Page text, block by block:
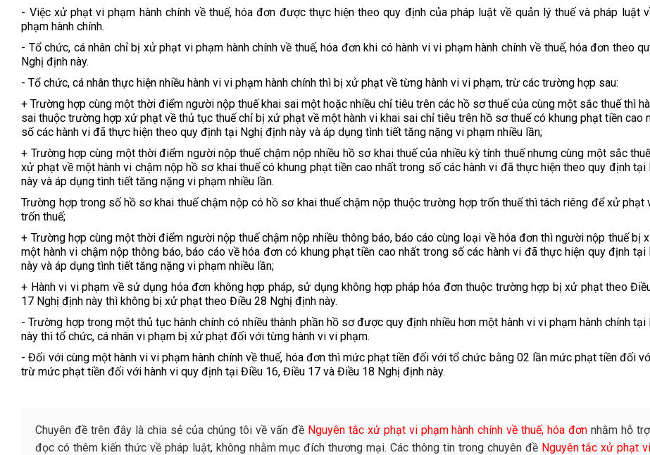
- Việc xử phạt vi phạm hành chính về thuế, hóa đơn được thực hiện theo quy định của pháp luật về quản lý thuế và pháp luật
phạm hành chính.
- Tổ chức, cá nhân chỉ bị xử phạt vi phạm hành chính về thuế, hóa đơn khi có hành vi vi phạm hành chính về thuế, hóa đơn theo
Nghị định này.
- Tổ chức, cá nhân thực hiện nhiều hành vi vi phạm hành chính thì bị xử phạt về từng hành vi vi phạm, trừ các trường hợp sau:
+ Trường hợp cùng một thời điểm người nộp thuế khai sai một hoặc nhiều chỉ tiêu trên các hồ sơ thuế của cùng một sắc thuế thì
sai thuộc trường hợp xử phạt về thủ tục thuế chỉ bị xử phạt về một hành vi khai sai chỉ tiêu trên hồ sơ thuế có khung phạt tiền cao
số các hành vi đã thực hiện theo quy định tại Nghị định này và áp dụng tình tiết tăng nặng vi phạm nhiều lần;
+ Trường hợp cùng một thời điểm người nộp thuế chậm nộp nhiều hồ sơ khai thuế của nhiều kỳ tính thuế nhưng cùng một sắc
xử phạt về một hành vi chậm nộp hồ sơ khai thuế có khung phạt tiền cao nhất trong số các hành vi đã thực hiện theo quy định tại
này và áp dụng tình tiết tăng nặng vi phạm nhiều lần.
Trường hợp trong số hồ sơ khai thuế chậm nộp có hồ sơ khai thuế chậm nộp thuộc trường hợp trốn thuế thì tách riêng để xử phạt
trốn thuế;
+ Trường hợp cùng một thời điểm người nộp thuế chậm nộp nhiều thông báo, báo cáo cùng loại về hóa đơn thì người nộp thuế bị
một hành vi chậm nộp thông báo, báo cáo về hóa đơn có khung phạt tiền cao nhất trong số các hành vi đã thực hiện quy định tại
này và áp dụng tình tiết tăng nặng vi phạm nhiều lần;
+ Hành vi vi phạm về sử dụng hóa đơn không hợp pháp, sử dụng không hợp pháp hóa đơn thuộc trường hợp bị xử phạt theo
17 Nghị định này thì không bị xử phạt theo Điều 28 Nghị định này.
- Trường hợp trong một thủ tục hành chính có nhiều thành phần hồ sơ được quy định nhiều hơn một hành vi vi phạm hành chính tại
này thì tổ chức, cá nhân vi phạm bị xử phạt đối với từng hành vi vi phạm.
- Đối với cùng một hành vi vi phạm hành chính về thuế, hóa đơn thì mức phạt tiền đối với tổ chức bằng 02 lần mức phạt tiền đối
trừ mức phạt tiền đối với hành vi quy định tại Điều 16, Điều 17 và Điều 18 Nghị định này.
Chuyên đề trên đây là chia sẻ của chúng tôi về vấn đề Nguyên tắc xử phạt vi phạm hành chính về thuế, hóa đơn nhằm hỗ
đọc có thêm kiến thức về pháp luật, không nhằm mục đích thương mại. Các thông tin trong chuyên đề Nguyên tắc xử phạt